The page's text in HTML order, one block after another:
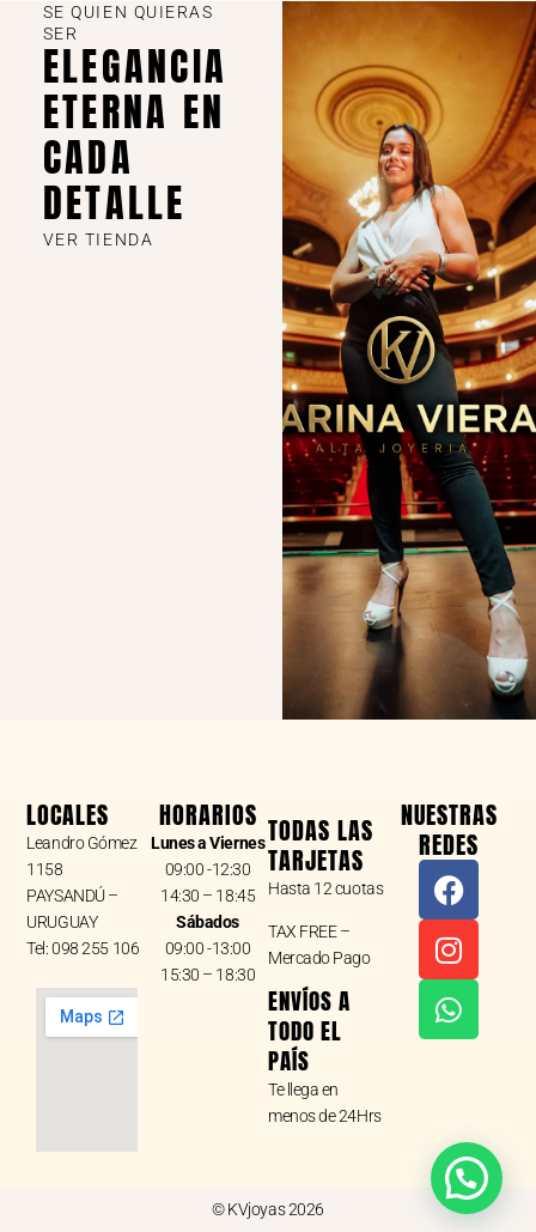
SE QUIEN QUIERAS
SER
ELEGANCIA
ETERNA EN
CADA
DETALLE
VER TIENDA
LOCALES
Leandro Gómez
1158
PAYSANDÚ –
URUGUAY
Tel: 098 255 106
HORARIOS
Lunes a Viernes
09:00 -12:30
14:30 – 18:45
Sábados
09:00 -13:00
15:30 – 18:30
TODAS LAS
TARJETAS
Hasta 12 cuotas
TAX FREE –
Mercado Pago
ENVÍOS A
TODO EL
PAÍS
Te llega en
menos de 24Hrs
NUESTRAS
REDES
F
a
c
e
b
o
I
n
s
t
a
g
W
h
a
t
s
a
© KVjoyas 2026